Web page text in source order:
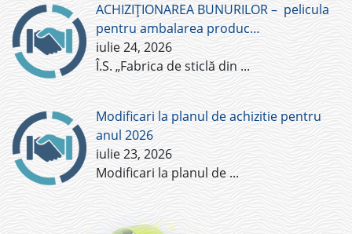
ACHIZIȚIONAREA BUNURILOR – pelicula
pentru ambalarea produc…
iulie 24, 2026
Î.S. „Fabrica de sticlă din ...
Modificari la planul de achizitie pentru
anul 2026
iulie 23, 2026
Modificari la planul de ...